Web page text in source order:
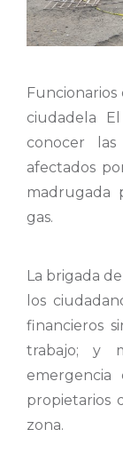
ciudadela
conocer las
afectados
madrugada
gas.
La brigada
los
financieros
trabajo; y
propietarios
zona.